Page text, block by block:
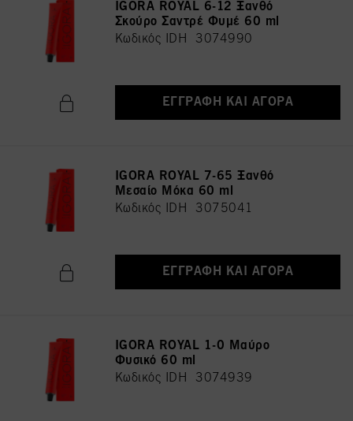
IGORA ROYAL 6-12 Ξανθό
Σκούρο Σαντρέ Φυμέ 60 ml
Κωδικός IDH 3074990
ΕΓΓΡΑΦΉ ΚΑΙ ΑΓΟΡΆ
IGORA ROYAL 7-65 Ξανθό
Μεσαίο Μόκα 60 ml
Κωδικός IDH 3075041
ΕΓΓΡΑΦΉ ΚΑΙ ΑΓΟΡΆ
IGORA ROYAL 1-0 Μαύρο
Φυσικό 60 ml
Κωδικός IDH 3074939